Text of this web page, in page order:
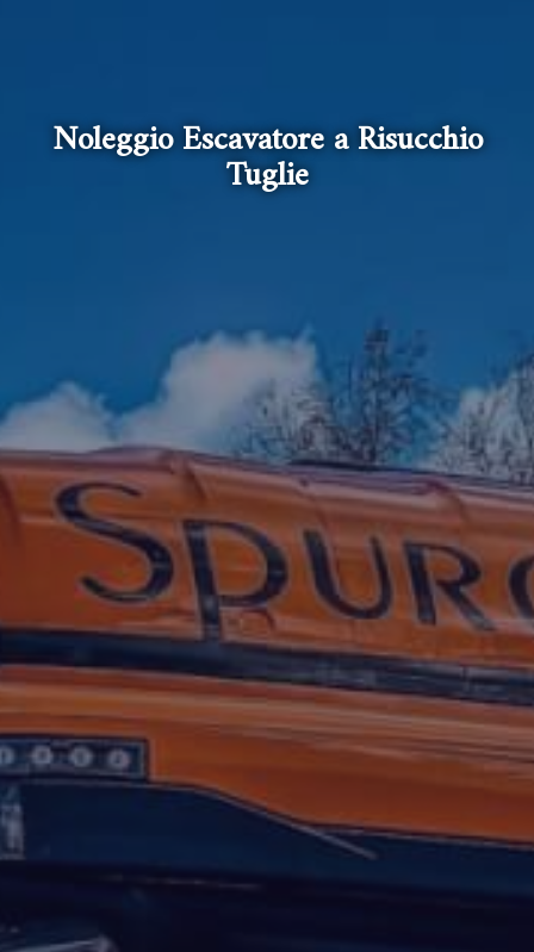
Noleggio Escavatore a Risucchio
Tuglie